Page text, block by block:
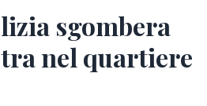
sgombera
nel quartiere